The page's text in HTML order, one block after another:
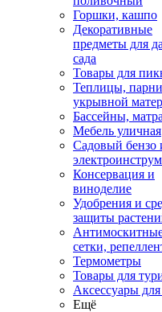
Горшки, кашпо
Декоративные
предметы для
сада
Товары для
Теплицы,
укрывной
Бассейны,
Мебель уличная
Садовый бензо
Консервация и
виноделие
Удобрения и
защиты
сетки,
Термометры
Товары для
Аксессуары
Ещё